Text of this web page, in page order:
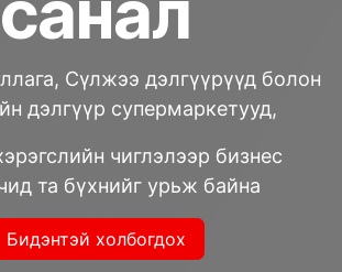
Сүлжээ дэлгүүрүүд болон
дэлгүүр супермаркетууд,
чиглэлээр бизнес
та бүхнийг урьж байна
Бидэнтэй холбогдох